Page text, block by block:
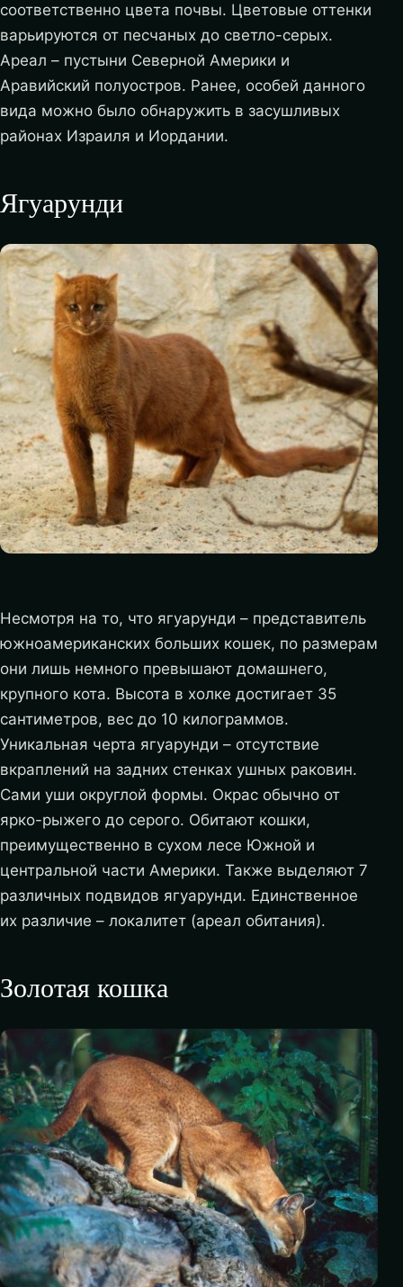
соответственно цвета почвы. Цветовые оттенки
варьируются от песчаных до светло-серых.
Ареал – пустыни Северной Америки и
Аравийский полуостров. Ранее, особей данного
вида можно было обнаружить в засушливых
районах Израиля и Иордании.
Ягуарунди
Несмотря на то, что ягуарунди – представитель
южноамериканских больших кошек, по размерам
они лишь немного превышают домашнего,
крупного кота. Высота в холке достигает 35
сантиметров, вес до 10 килограммов.
Уникальная черта ягуарунди – отсутствие
вкраплений на задних стенках ушных раковин.
Сами уши округлой формы. Окрас обычно от
ярко-рыжего до серого. Обитают кошки,
преимущественно в сухом лесе Южной и
центральной части Америки. Также выделяют 7
различных подвидов ягуарунди. Единственное
их различие – локалитет (ареал обитания).
Золотая кошка